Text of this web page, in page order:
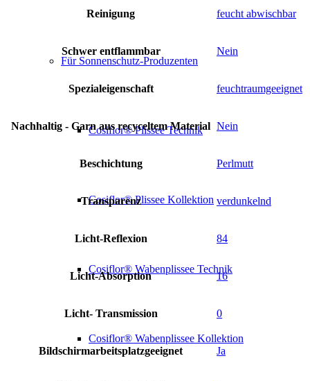
Für Sonnenschutz-Produzenten
Cosiflor® Plissee Technik
Cosiflor® Plissee Kollektion
Cosiflor® Wabenplissee Technik
Cosiflor® Wabenplissee Kollektion
Reinigung feucht abwischbar
Schwer entflammbar Nein
Spezialeigenschaft feuchtraumgeeignet
Nachhaltig - Garn aus recyceltem Material Nein
Beschichtung Perlmutt
Transparenz verdunkelnd
Licht-Reflexion 84
Licht-Absorption 16
Licht- Transmission 0
Bildschirmarbeitsplatzgeeignet Ja